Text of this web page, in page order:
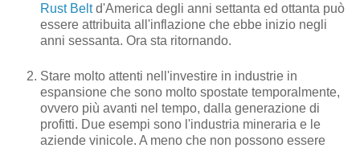
Rust Beltd'America degli anni settanta ed ottanta può
essere attribuita all'inflazione che ebbe inizio negli
anni sessanta. Ora sta ritornando.
Stare molto attenti nell'investire in industrie in
espansione che sono molto spostate temporalmente,
ovvero più avanti nel tempo, dalla generazione di
profitti. Due esempi sono l'industria mineraria e le
aziende vinicole. A meno che non possono essere